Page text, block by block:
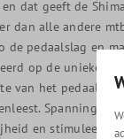
dat geeft de
dan alle andere
pedaalslag en
op de unieke
het pedaal.
Spanning in
en stimuleert